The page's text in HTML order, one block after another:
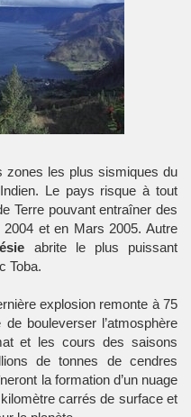
zones les plus sismiques du
Le pays risque à tout
Terre pouvant entraîner des
et en Mars 2005. Autre
abrite le plus puissant
Toba.
explosion remonte à 75
bouleverser l’atmosphère
et les cours des saisons
de tonnes de cendres
la formation d’un nuage
carrés de surface et